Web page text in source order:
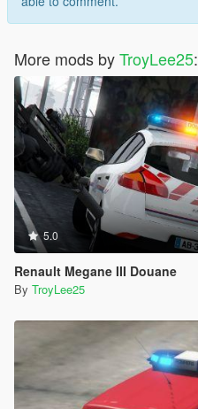
More mods byTroyLee25:
5.0
Renault Megane III Douane
By TroyLee25